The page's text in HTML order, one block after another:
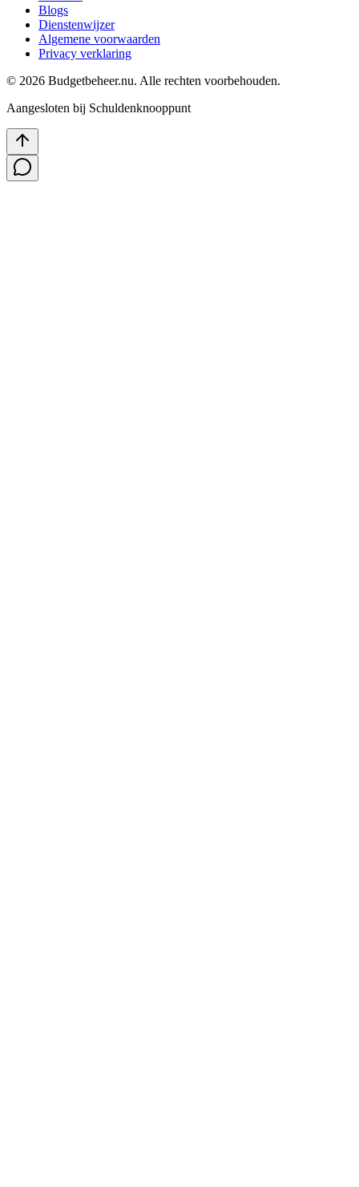
Blogs
Dienstenwijzer
Algemene voorwaarden
Privacy verklaring
© 2026 Budgetbeheer.nu. Alle rechten voorbehouden.
Aangesloten bij Schuldenknooppunt